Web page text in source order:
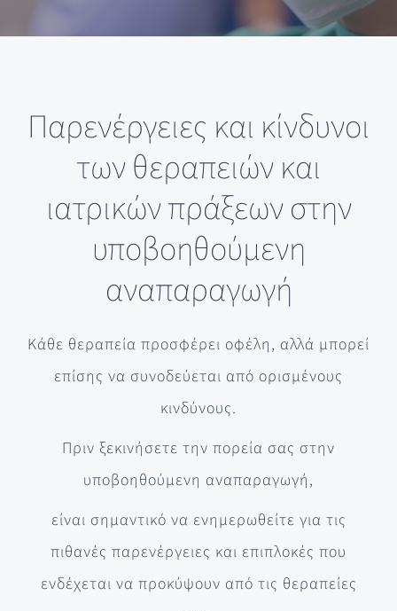
Παρενέργειες και κίνδυνοι
των θεραπειών και
ιατρικών πράξεων στην
υποβοηθούμενη
αναπαραγωγή
Κάθε θεραπεία προσφέρει οφέλη, αλλά μπορεί
επίσης να συνοδεύεται από ορισμένους
κινδύνους.
Πριν ξεκινήσετε την πορεία σας στην
υποβοηθούμενη αναπαραγωγή,
είναι σημαντικό να ενημερωθείτε για τις
πιθανές παρενέργειες και επιπλοκές που
ενδέχεται να προκύψουν από τις θεραπείες